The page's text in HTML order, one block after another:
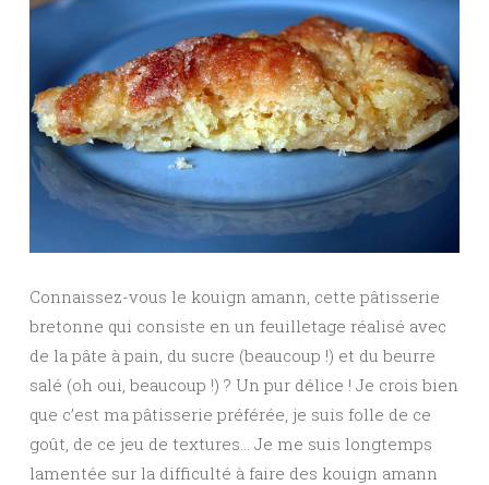
Connaissez-vous le kouign amann, cette pâtisserie
bretonne qui consiste en un feuilletage réalisé avec
de la pâte à pain, du sucre (beaucoup !) et du beurre
salé (oh oui, beaucoup !) ? Un pur délice ! Je crois bien
que c’est ma pâtisserie préférée, je suis folle de ce
goût, de ce jeu de textures… Je me suis longtemps
lamentée sur la difficulté à faire des kouign amann